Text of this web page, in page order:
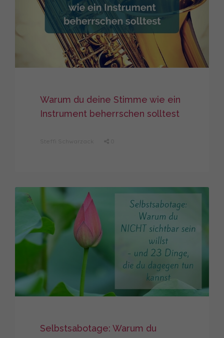
Warum du deine Stimme wie ein
Instrument beherrschen solltest
Selbstsabotage: Warum du